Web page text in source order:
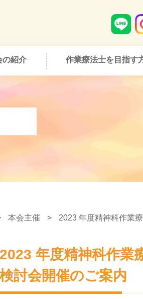
の紹介 作業療法士を目指す
本会主催 > 2023 年度精神科作業
2023 年度精神科作
検討会開催のご案内